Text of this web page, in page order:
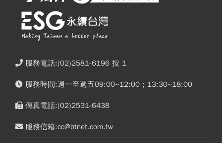
服務電話:(02)2581-6196 按 1
服務時間:週一至週五09:00~12:00；13:30~18:00
傳真電話:(02)2531-6438
服務信箱:cc@btnet.com.tw